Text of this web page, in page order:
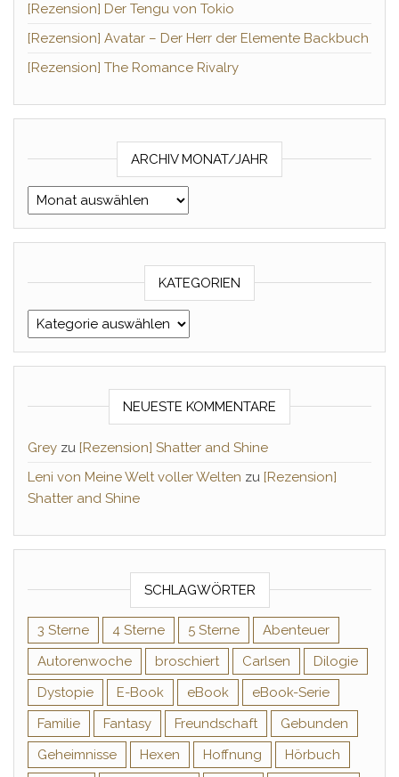
[Rezension] Der Tengu von Tokio
[Rezension] Avatar – Der Herr der Elemente Backbuch
[Rezension] The Romance Rivalry
ARCHIV MONAT/JAHR
Archiv Monat/Jahr
KATEGORIEN
Kategorien
NEUESTE KOMMENTARE
Grey zu [Rezension] Shatter and Shine
Leni von Meine Welt voller Welten zu [Rezension]
Shatter and Shine
SCHLAGWÖRTER
3 Sterne 4 Sterne 5 Sterne
Abenteuer
Autorenwoche
broschiert Carlsen
Dilogie
Dystopie
E-Book eBook
eBook-Serie
Familie
Fantasy Freundschaft
Gebunden
Geheimnisse
Hexen Hoffnung
Hörbuch